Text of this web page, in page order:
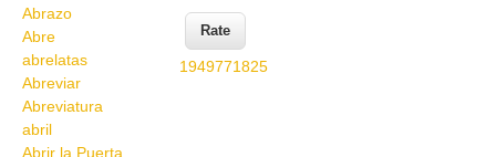
Abrazo
Abre
abrelatas
Abreviar
Abreviatura
abril
Abrir la Puerta
1949771825